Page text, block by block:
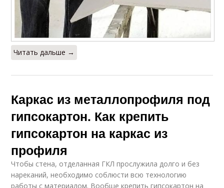
Читать дальше →
Каркас из металлопрофиля под
гипсокартон. Как крепить
гипсокартон на каркас из
профиля
Чтобы стена, отделанная ГКЛ прослужила долго и без
нареканий, необходимо соблюсти всю технологию
работы с материалом. Вообще крепить гипсокартон на